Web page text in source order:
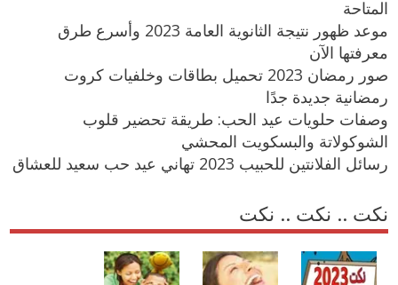
المتاحة
موعد ظهور نتيجة الثانوية العامة 2023 وأسرع طرق
معرفتها الآن
صور رمضان 2023 تحميل بطاقات وخلفيات كروت
رمضانية جديدة جدًا
وصفات حلويات عيد الحب: طريقة تحضير قلوب
الشوكولاتة والبسكويت المحشي
رسائل الفلانتين للحبيب 2023 تهاني عيد حب سعيد للعشاق
نكت .. نكت .. نكت